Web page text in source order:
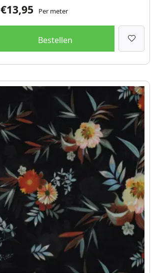
€13,95 Per meter
Bestellen